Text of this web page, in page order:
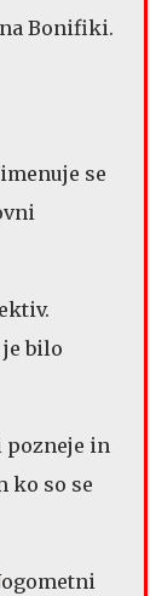
se
bilo
pozneje in
ko so se